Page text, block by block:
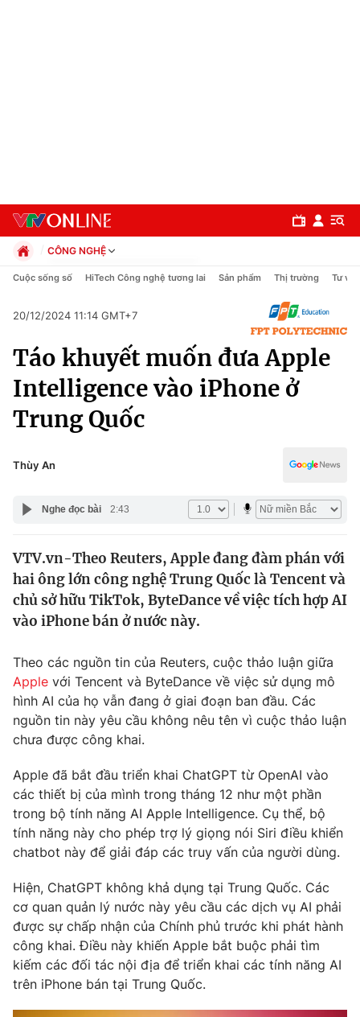
Chính trị
Xã hội
Pháp luật
Y tế
Thế giới
Tin tức
Thế giới đó đây
Kinh tế
Thị trường
Góc doanh nghiệp
Truyền hình
Phim VTV
Nhân vật
Khán giả
Giải sao mai
Giải trí
Điện ảnh
Âm nhạc
Sao
Đời sống
Du lịch
Làm đẹp
Chất lượng cuộc sống
Giáo dục
Học trực tuyến
Công nghệ
Hitech Công nghệ tương lai
Sản phẩm
Thị trường
Tư vấn
Giao lưu trực tuyến
Lịch phát sóng
CÔNG NGHỆ
Chính trị
Pháp luật
Thể thao
Truyền hình
Văn hóa - Giải trí
Y tế
Công nghệ
Cuộc sống số HiTech Công nghệ tương lai Sản phẩm Thị trường Tư vấn
20/12/2024 11:14 GMT+7
Táo khuyết muốn đưa Apple
Intelligence vào iPhone ở
Trung Quốc
Thùy An
Nghe đọc bài 2:43
VTV.vn-Theo Reuters, Apple đang đàm phán với
hai ông lớn công nghệ Trung Quốc là Tencent và
chủ sở hữu TikTok, ByteDance về việc tích hợp AI
vào iPhone bán ở nước này.
Theo các nguồn tin của Reuters, cuộc thảo luận giữa
Apple với Tencent và ByteDance về việc sử dụng mô
hình AI của họ vẫn đang ở giai đoạn ban đầu. Các
nguồn tin này yêu cầu không nêu tên vì cuộc thảo luận
chưa được công khai.
Apple đã bắt đầu triển khai ChatGPT từ OpenAI vào
các thiết bị của mình trong tháng 12 như một phần
trong bộ tính năng AI Apple Intelligence. Cụ thể, bộ
tính năng này cho phép trợ lý giọng nói Siri điều khiển
chatbot này để giải đáp các truy vấn của người dùng.
Hiện, ChatGPT không khả dụng tại Trung Quốc. Các
cơ quan quản lý nước này yêu cầu các dịch vụ AI phải
được sự chấp nhận của Chính phủ trước khi phát hành
công khai. Điều này khiến Apple bắt buộc phải tìm
kiếm các đối tác nội địa để triển khai các tính năng AI
trên iPhone bán tại Trung Quốc.